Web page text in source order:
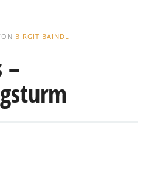
BIRGIT BAINDL
–